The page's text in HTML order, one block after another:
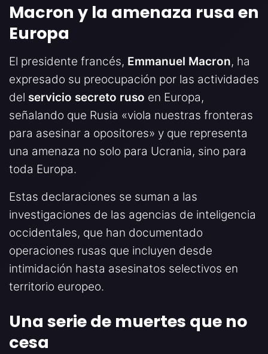
Macron y la amenaza rusa en
Europa
El presidente francés, Emmanuel Macron, ha
expresado su preocupación por las actividades
del servicio secreto ruso en Europa,
señalando que Rusia «viola nuestras fronteras
para asesinar a opositores» y que representa
una amenaza no solo para Ucrania, sino para
toda Europa.
Estas declaraciones se suman a las
investigaciones de las agencias de inteligencia
occidentales, que han documentado
operaciones rusas que incluyen desde
intimidación hasta asesinatos selectivos en
territorio europeo.
Una serie de muertes que no
cesa